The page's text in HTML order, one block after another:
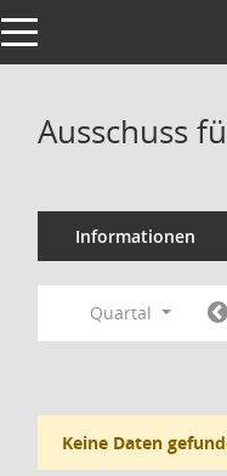
Toggle navigation
Ausschuss
Informationen
Quartal
Keine Daten